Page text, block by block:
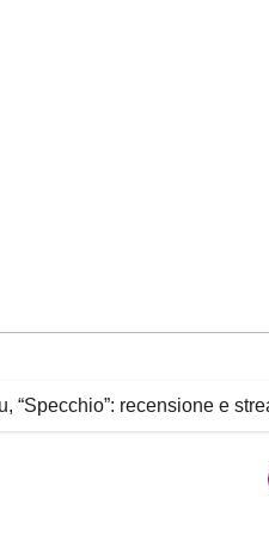
“Specchio”: recensione e